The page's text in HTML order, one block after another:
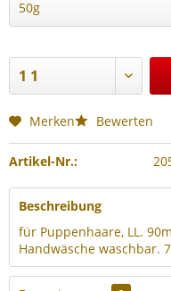
Merken Bewerten
Artikel-Nr.:
Beschreibung
für Puppenhaare, LL.
Handwäsche waschbar.